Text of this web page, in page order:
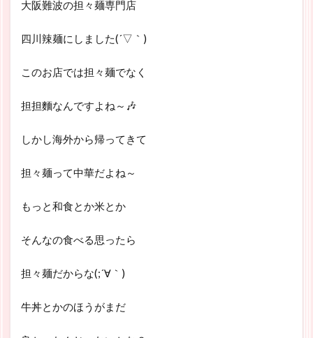
大阪難波の担々麺専門店
四川辣麺にしました(´▽｀)
このお店では担々麺でなく
担担麵なんですよね～🎶
しかし海外から帰ってきて
担々麺って中華だよね～
もっと和食とか米とか
そんなの食べる思ったら
担々麺だからな(;´∀｀)
牛丼とかのほうがまだ